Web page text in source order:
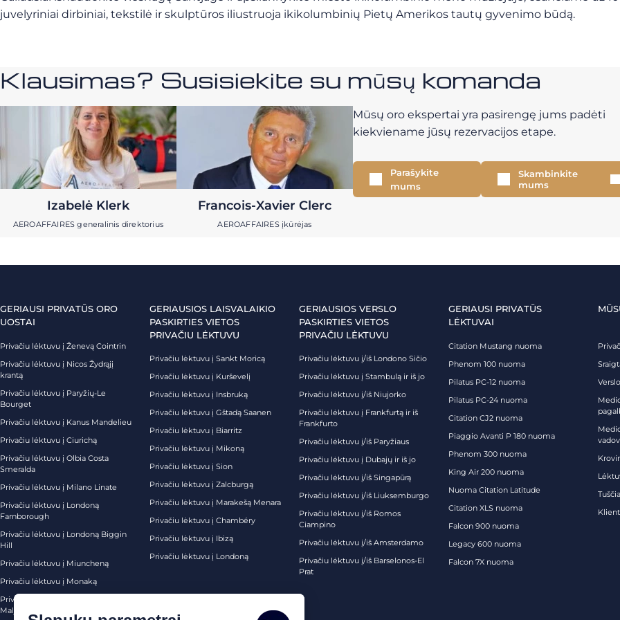
juvelyriniai dirbiniai, tekstilė ir skulptūros iliustruoja ikikolumbinių Pietų Amerikos tautų gyvenimo būdą.
Klausimas? Susisiekite su mūsų komanda
Izabelė Klerk
AEROAFFAIRES generalinis direktorius
Francois-Xavier Clerc
AEROAFFAIRES įkūrėjas
Mūsų oro ekspertai yra pasirengę jums padėti
kiekviename jūsų rezervacijos etape.
Parašykite
mums
Skambinkite
mums
GERIAUSI PRIVATŪS ORO
UOSTAI
Privačiu lėktuvu į Ženevą Cointrin
Privačiu lėktuvu į Nicos Žydrąjį
krantą
Privačiu lėktuvu į Paryžių-Le
Bourget
Privačiu lėktuvu į Kanus Mandelieu
Privačiu lėktuvu į Ciurichą
Privačiu lėktuvu į Olbia Costa
Smeralda
Privačiu lėktuvu į Milano Linate
Privačiu lėktuvu į Londoną
Farnborough
Privačiu lėktuvu į Londoną Biggin
Hill
Privačiu lėktuvu į Miuncheną
Privačiu lėktuvu į Monaką
Privačiu lėktuvu į Palma de
Maljorką
GERIAUSIOS LAISVALAIKIO
PASKIRTIES VIETOS
PRIVAČIU LĖKTUVU
Privačiu lėktuvu į Sankt Moricą
Privačiu lėktuvu į Kurševelį
Privačiu lėktuvu į Insbruką
Privačiu lėktuvu į Gštadą Saanen
Privačiu lėktuvu į Biarritz
Privačiu lėktuvu į Mikoną
Privačiu lėktuvu į Sion
Privačiu lėktuvu į Zalcburgą
Privačiu lėktuvu į Marakešą Menara
Privačiu lėktuvu į Chambéry
Privačiu lėktuvu į Ibizą
Privačiu lėktuvu į Londoną
GERIAUSIOS VERSLO
PASKIRTIES VIETOS
PRIVAČIU LĖKTUVU
Privačiu lėktuvu į/iš Londono Sičio
Privačiu lėktuvu į Stambulą ir iš jo
Privačiu lėktuvu į/iš Niujorko
Privačiu lėktuvu į Frankfurtą ir iš
Frankfurto
Privačiu lėktuvu į/iš Paryžiaus
Privačiu lėktuvu į Dubajų ir iš jo
Privačiu lėktuvu į/iš Singapūrą
Privačiu lėktuvu į/iš Liuksemburgo
Privačiu lėktuvu į/iš Romos
Ciampino
Privačiu lėktuvu į/iš Amsterdamo
Privačiu lėktuvu į/iš Barselonos-El
Prat
GERIAUSI PRIVATŪS
LĖKTUVAI
Citation Mustang nuoma
Phenom 100 nuoma
Pilatus PC-12 nuoma
Pilatus PC-24 nuoma
Citation CJ2 nuoma
Piaggio Avanti P 180 nuoma
Phenom 300 nuoma
King Air 200 nuoma
Nuoma Citation Latitude
Citation XLS nuoma
Falcon 900 nuoma
Legacy 600 nuoma
Falcon 7X nuoma